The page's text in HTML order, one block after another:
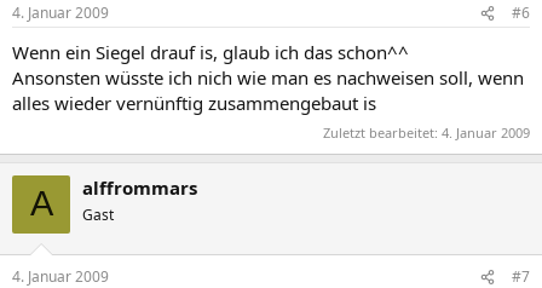
4. Januar 2009 #6
Wenn ein Siegel drauf is, glaub ich das schon^^
Ansonsten wüsste ich nich wie man es nachweisen soll, wenn
alles wieder vernünftig zusammengebaut is
Zuletzt bearbeitet: 4. Januar 2009
A alffrommars
Gast
4. Januar 2009 #7